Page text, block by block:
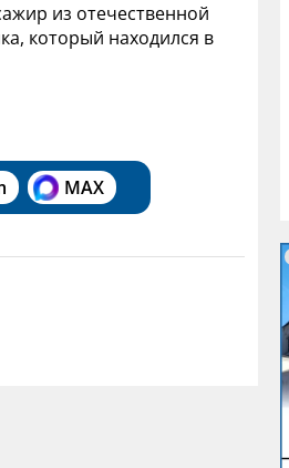
из отечественной
который находился в
MAX